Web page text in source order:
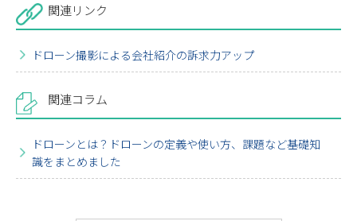
関連リンク
ドローン撮影による会社紹介の訴求力アップ
関連コラム
ドローンとは？ドローンの定義や使い方、課題など基礎知
識をまとめました